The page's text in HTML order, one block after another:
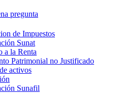
pregunta
de Impuestos
Sunat
a la Renta
Patrimonial no Justificado
activos
Sunafil